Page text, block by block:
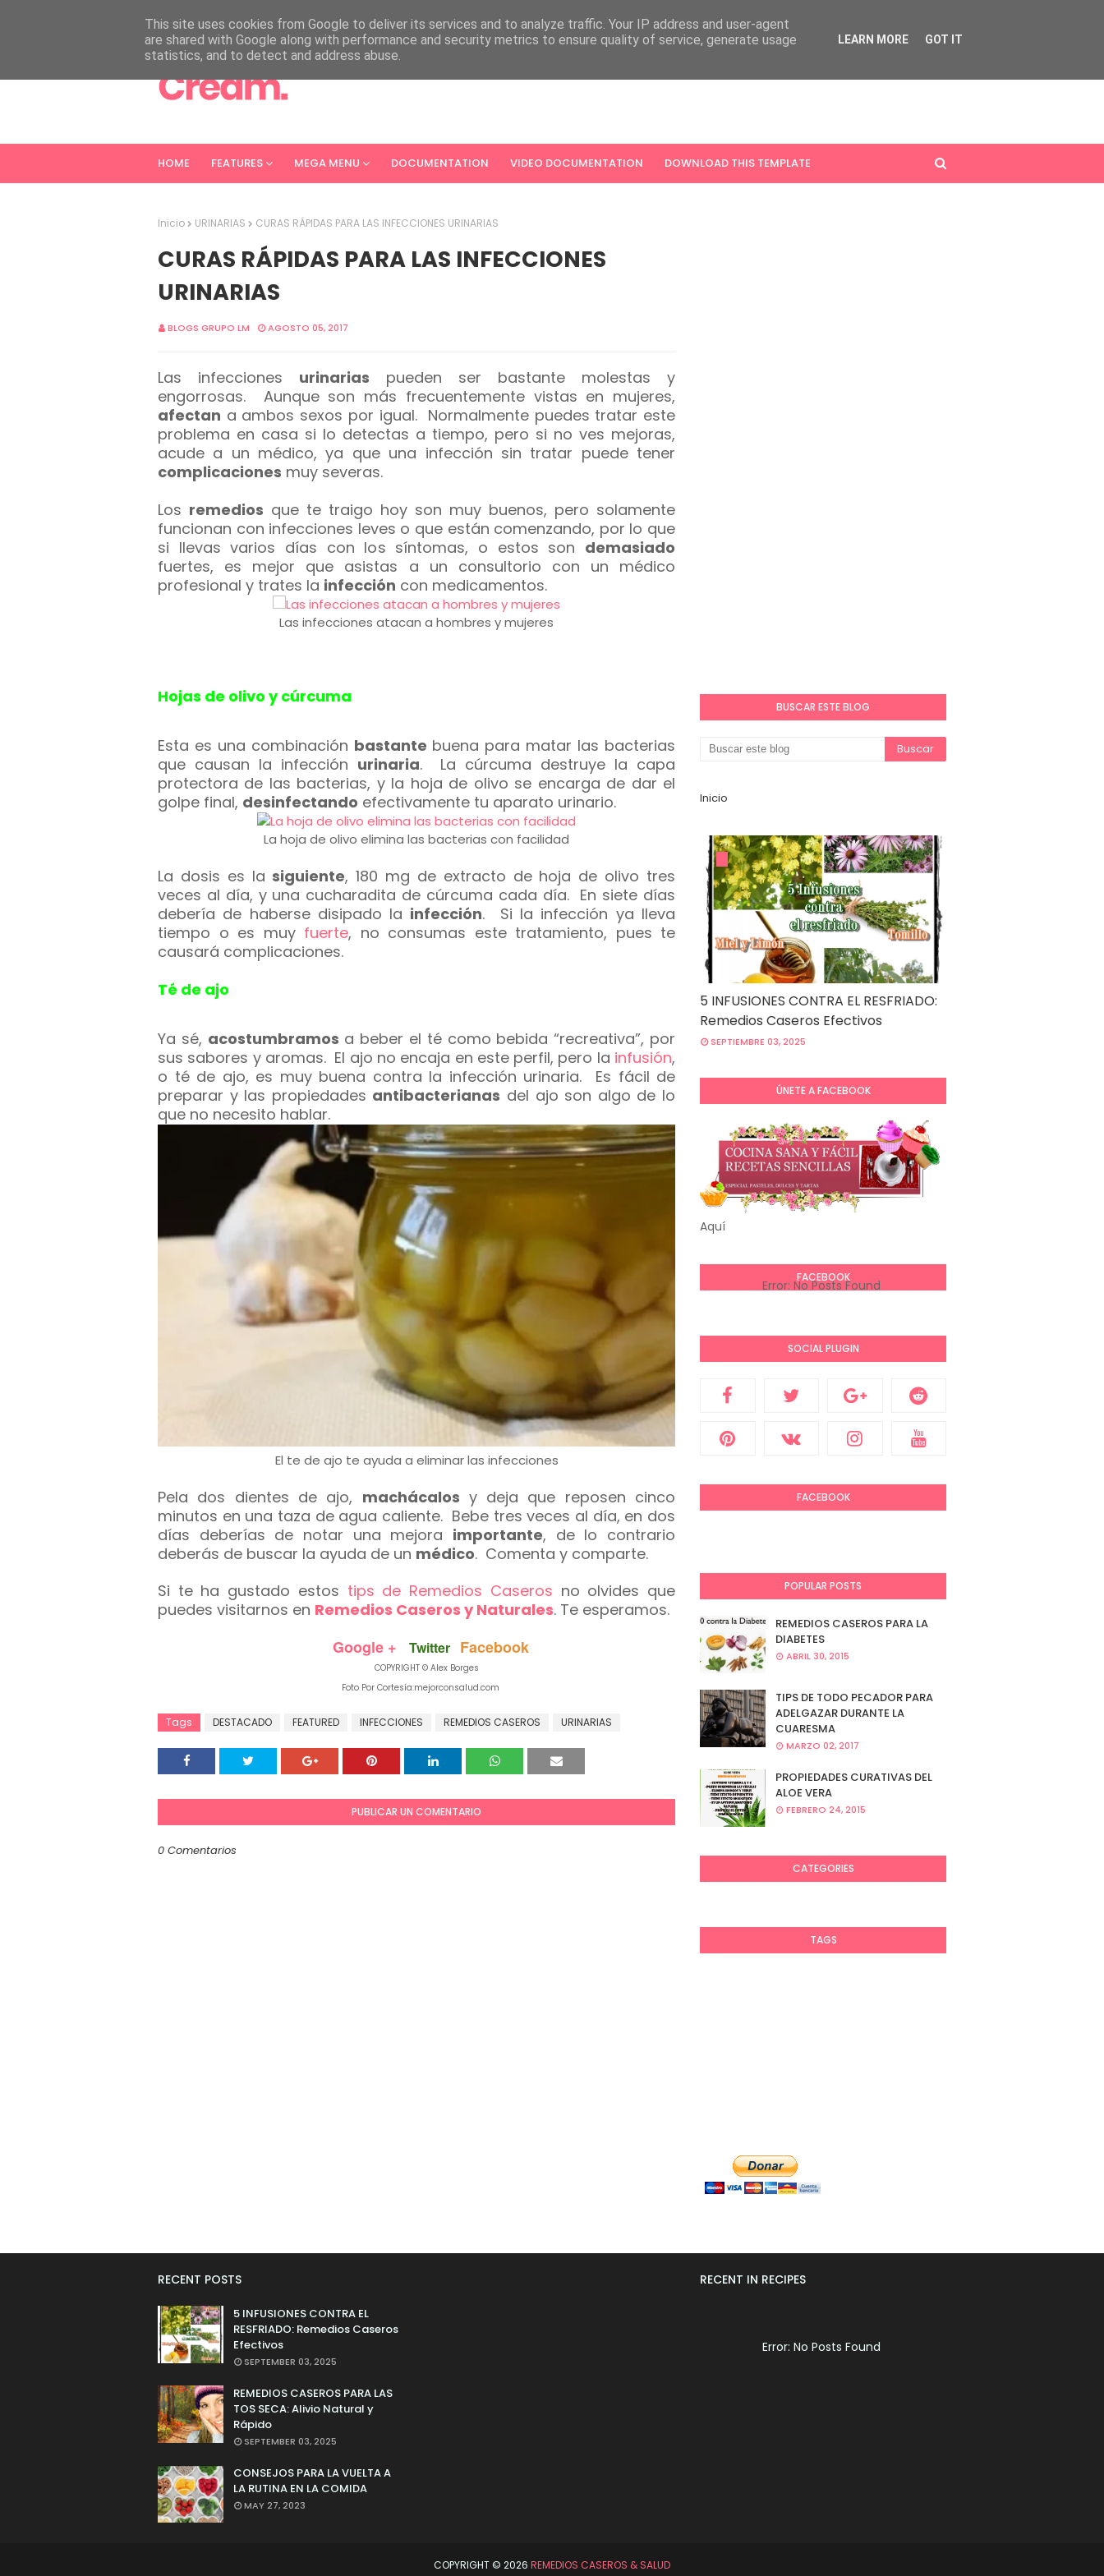
HOME FEATURES MEGA MENU DOCUMENTATION VIDEO DOCUMENTATION DOWNLOAD THIS TEMPLATE
Inicio URINARIAS CURAS RÁPIDAS PARA LAS INFECCIONES URINARIAS
CURAS RÁPIDAS PARA LAS INFECCIONES
URINARIAS
BLOGS GRUPO LM AGOSTO 05, 2017
Las infecciones urinarias pueden ser bastante molestas y
engorrosas. Aunque son más frecuentemente vistas en mujeres,
afectan a ambos sexos por igual. Normalmente puedes tratar este
problema en casa si lo detectas a tiempo, pero si no ves mejoras,
acude a un médico, ya que una infección sin tratar puede tener
complicaciones muy severas.
Los remedios que te traigo hoy son muy buenos, pero solamente
funcionan con infecciones leves o que están comenzando, por lo que
si llevas varios días con los síntomas, o estos son demasiado
fuertes, es mejor que asistas a un consultorio con un médico
profesional y trates la infección con medicamentos.
Las infecciones atacan a hombres y mujeres
Hojas de olivo y cúrcuma
Esta es una combinación bastante buena para matar las bacterias
que causan la infección urinaria. La cúrcuma destruye la capa
protectora de las bacterias, y la hoja de olivo se encarga de dar el
golpe final, desinfectando efectivamente tu aparato urinario.
La hoja de olivo elimina las bacterias con facilidad
La dosis es lasiguiente, 180 mg de extracto de hoja de olivo tres
veces al día, y una cucharadita de cúrcuma cada día. En siete días
debería de haberse disipado la infección. Si la infección ya lleva
tiempo o es muy fuerte, no consumas este tratamiento, pues te
causará complicaciones.
Té de ajo
Ya sé, acostumbramos a beber el té como bebida “recreativa”, por
sus sabores y aromas. El ajo no encaja en este perfil, pero la infusión,
o té de ajo, es muy buena contra la infección urinaria. Es fácil de
preparar y las propiedades antibacterianas del ajo son algo de lo
que no necesito hablar.
El te de ajo te ayuda a eliminar las infecciones
Pela dos dientes de ajo, machácalos y deja que reposen cinco
minutos en una taza de agua caliente. Bebe tres veces al día, en dos
días deberías de notar una mejora importante, de lo contrario
deberás de buscar la ayuda de un médico. Comenta y comparte.
Si te ha gustado estos tips de Remedios Caseros no olvides que
puedes visitarnos en Remedios Caseros y Naturales. Te esperamos.
Google + Twitter Facebook
COPYRIGHT © Alex Borges
Foto Por Cortesía:mejorconsalud.com
Tags DESTACADO FEATURED INFECCIONES REMEDIOS CASEROS URINARIAS
PUBLICAR UN COMENTARIO
0 Comentarios
BUSCAR ESTE BLOG
Inicio
5 INFUSIONES CONTRA EL RESFRIADO:
Remedios Caseros Efectivos
SEPTIEMBRE 03, 2025
ÚNETE A FACEBOOK
Aquí
FACEBOOK
Error: No Posts Found
SOCIAL PLUGIN
FACEBOOK
POPULAR POSTS
REMEDIOS CASEROS PARA LA
DIABETES
ABRIL 30, 2015
TIPS DE TODO PECADOR PARA
ADELGAZAR DURANTE LA
CUARESMA
MARZO 02, 2017
PROPIEDADES CURATIVAS DEL
ALOE VERA
FEBRERO 24, 2015
CATEGORIES
TAGS
RECENT POSTS
5 INFUSIONES CONTRA EL
RESFRIADO: Remedios Caseros
Efectivos
SEPTEMBER 03, 2025
REMEDIOS CASEROS PARA LAS
TOS SECA: Alivio Natural y
Rápido
SEPTEMBER 03, 2025
CONSEJOS PARA LA VUELTA A
LA RUTINA EN LA COMIDA
MAY 27, 2023
RECENT IN RECIPES
Error: No Posts Found
COPYRIGHT © 2026 REMEDIOS CASEROS & SALUD
This site uses cookies from Google to deliver its services and to analyze traffic. Your IP address and user-agent
are shared with Google along with performance and security metrics to ensure quality of service, generate usage
statistics, and to detect and address abuse.
LEARN MORE GOT IT